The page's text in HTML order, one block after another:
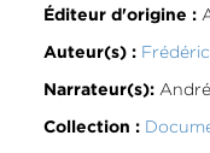
Éditeur d'origine :
Auteur(s) :
Narrateur(s):
Collection :